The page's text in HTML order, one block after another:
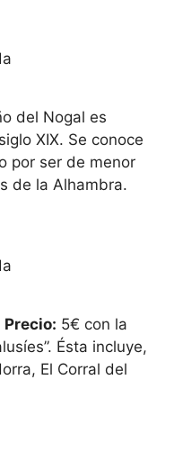
del Nogal es
XIX. Se conoce
por ser de menor
de la Alhambra.
Precio: 5€ con la
Ésta incluye,
El Corral del